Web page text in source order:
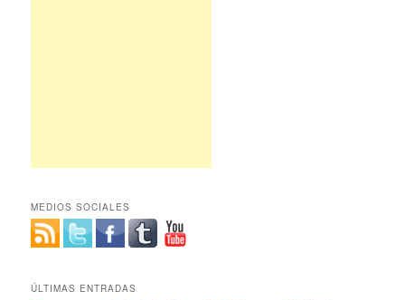
MEDIOS SOCIALES
ÚLTIMAS ENTRADAS